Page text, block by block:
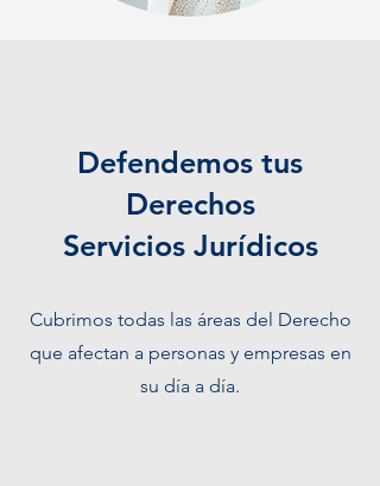
Defendemos tus
Derechos
Servicios Jurídicos
Cubrimos todas las áreas del Derecho
que afectan a personas y empresas en
su día a día.